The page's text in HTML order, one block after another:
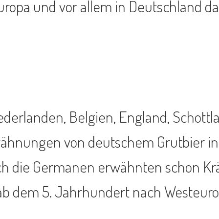
und vor allem in Deutschland
Belgien, England,
von deutschem Grutbier
die Germanen erwähnten schon
dem 5. Jahrhundert nach